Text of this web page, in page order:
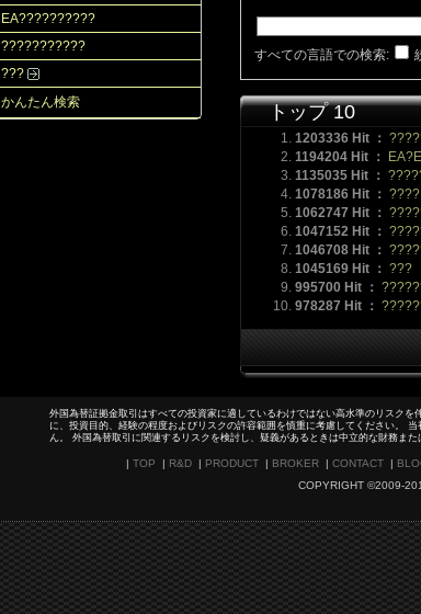
EA??????????
???????????
???
かんたん検索
すべての言語での検索:
トップ 10
1203336 Hit ：
1194204 Hit ：
1135035 Hit ：
1078186 Hit ： ????
1062747 Hit ：
1047152 Hit ：
1046708 Hit ：
1045169 Hit ： ???
995700 Hit ：
978287 Hit ：
外国為替証拠金取引はすべての投資家に適しているわけではない高水準のリスク
に、投資目的、経験の程度およびリスクの許容範囲を慎重に考慮してください。
ん。 外国為替取引に関連するリスクを検討し、疑義があるときは中立的な財務また
| TOP | R&D| PRODUCT| BROKER| CONTACT|
COPYRIGHT ©2009-